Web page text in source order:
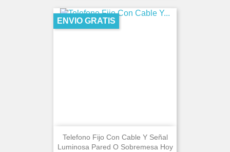
Telefono Fijo Con Cable Y Señal
Luminosa Pared O Sobremesa Hoy
ENVIO GRATIS